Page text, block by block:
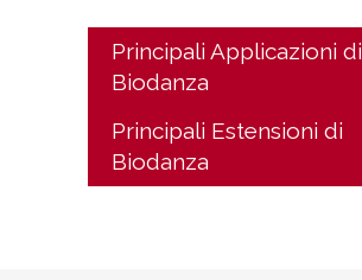
Principali Applicazioni di
Biodanza
Principali Estensioni di
Biodanza